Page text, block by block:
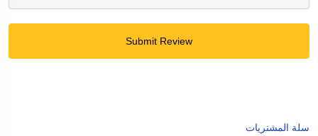
Submit Review
سلة المشتريات